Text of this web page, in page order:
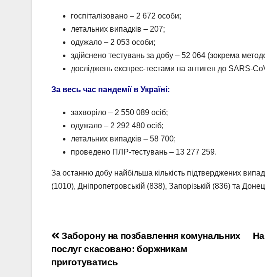
госпіталізовано – 2 672 особи;
летальних випадків – 207;
одужало – 2 053 особи;
здійснено тестувань за добу – 52 064 (зокрема
досліджень експрес-тестами на антиген до SARS-
За весь час пандемії в Україні:
захворіло – 2 550 089 осіб;
одужало – 2 292 480 осіб;
летальних випадків – 58 700;
проведено ПЛР-тестувань – 13 277 259.
За останню добу найбільша кількість підтверджених
(1010), Дніпропетровській (838), Запорізькій (836) та
Навігація
записів
Заборону на позбавлення комунальних
послуг скасовано: боржникам
приготуватись